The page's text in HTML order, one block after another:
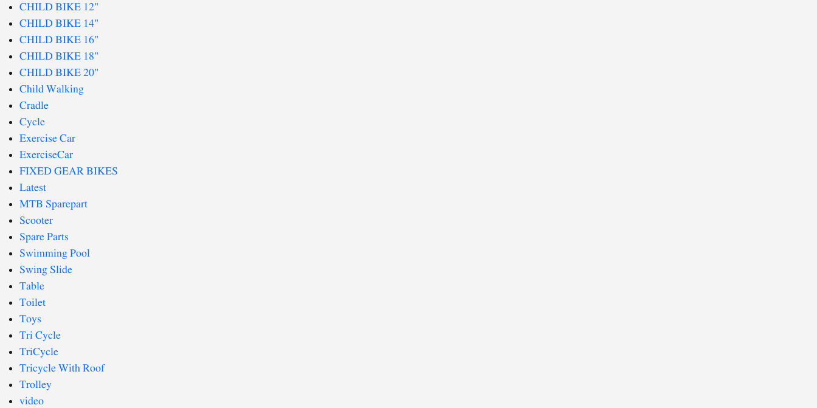
CHILD BIKE 12"
CHILD BIKE 14"
CHILD BIKE 16"
CHILD BIKE 18"
CHILD BIKE 20"
Child Walking
Cradle
Cycle
Exercise Car
ExerciseCar
FIXED GEAR BIKES
Latest
MTB Sparepart
Scooter
Spare Parts
Swimming Pool
Swing Slide
Table
Toilet
Toys
Tri Cycle
TriCycle
Tricycle With Roof
Trolley
video